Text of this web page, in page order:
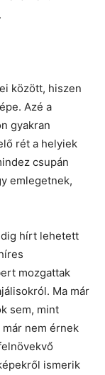
között, hiszen
Azé a
gyakran
rét a helyiek
csupán
emlegetnek,
hírt lehetett
mozgattak
Ma már
sem, mint
nem érnek
ismerik